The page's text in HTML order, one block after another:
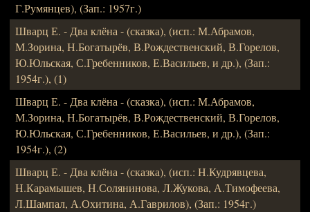
Г.Румянцев), (Зап.: 1957г.)
Шварц Е. - Два клёна - (сказка), (исп.: М.Абрамов,
М.Зорина, Н.Богатырёв, В.Рождественский, В.Горелов,
Ю.Юльская, С.Гребенников, Е.Васильев, и др.), (Зап.:
1954г.), (1)
Шварц Е. - Два клёна - (сказка), (исп.: М.Абрамов,
М.Зорина, Н.Богатырёв, В.Рождественский, В.Горелов,
Ю.Юльская, С.Гребенников, Е.Васильев, и др.), (Зап.:
1954г.), (2)
Шварц Е. - Два клёна - (сказка), (исп.: Н.Кудрявцева,
Н.Карамышев, Н.Солянинова, Л.Жукова, А.Тимофеева,
Л.Шампал, А.Охитина, А.Гаврилов), (Зап.: 1954г.)